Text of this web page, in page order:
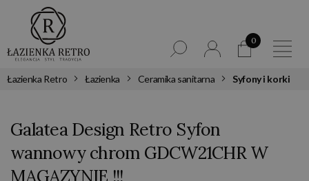
0
Łazienka Retro Łazienka Ceramika sanitarna Syfony i korki
Galatea Design Retro Syfon
wannowy chrom GDCW21CHR W
MAGAZYNIE !!!